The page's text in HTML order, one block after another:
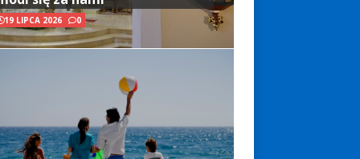
19 LIPCA 2026 0